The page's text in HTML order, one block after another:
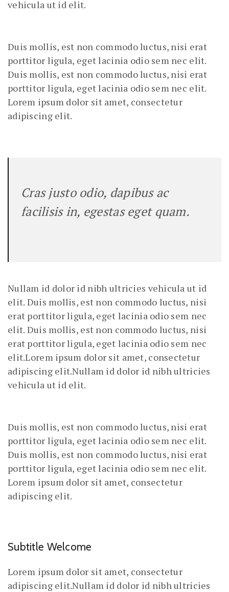
vehicula ut id elit.
Duis mollis, est non commodo luctus, nisi erat
porttitor ligula, eget lacinia odio sem nec elit.
Duis mollis, est non commodo luctus, nisi erat
porttitor ligula, eget lacinia odio sem nec elit.
Lorem ipsum dolor sit amet, consectetur
adipiscing elit.
Cras justo odio, dapibus ac
facilisis in, egestas eget quam.
Nullam id dolor id nibh ultricies vehicula ut id
elit. Duis mollis, est non commodo luctus, nisi
erat porttitor ligula, eget lacinia odio sem nec
elit. Duis mollis, est non commodo luctus, nisi
erat porttitor ligula, eget lacinia odio sem nec
elit.Lorem ipsum dolor sit amet, consectetur
adipiscing elit.Nullam id dolor id nibh ultricies
vehicula ut id elit.
Duis mollis, est non commodo luctus, nisi erat
porttitor ligula, eget lacinia odio sem nec elit.
Duis mollis, est non commodo luctus, nisi erat
porttitor ligula, eget lacinia odio sem nec elit.
Lorem ipsum dolor sit amet, consectetur
adipiscing elit.
Subtitle Welcome
Lorem ipsum dolor sit amet, consectetur
adipiscing elit.Nullam id dolor id nibh ultricies